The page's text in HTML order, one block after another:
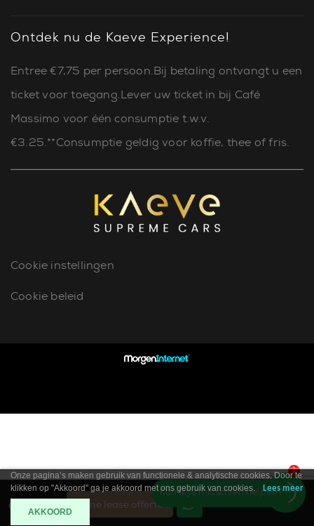
1
Kan ik je misschien helpen?
Contact Online lease offerte?
Ontdek nu de Kaeve Experience!
Entree €7,75 per persoon.Bij betaling ontvangt u een
ticket voor toegang.Lever uw ticket in bij Café
Massimo voor één consumptie t.w.v.
€3.25.**Consumptie geldig voor koffie, thee of fris.
Cookie instellingen
Cookie beleid
Onze pagina’s maken gebruik van functionele & analytische cookies. Door te
klikken op "Akkoord" ga je akkoord met ons gebruik van cookies.
Lees meer
AKKOORD